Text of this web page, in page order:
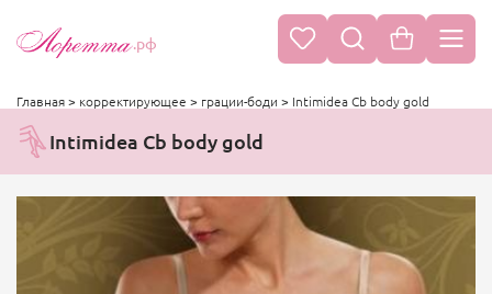
.рф
Главная> корректирующее > грации-боди > Intimidea Cb body gold
Intimidea Cb body gold